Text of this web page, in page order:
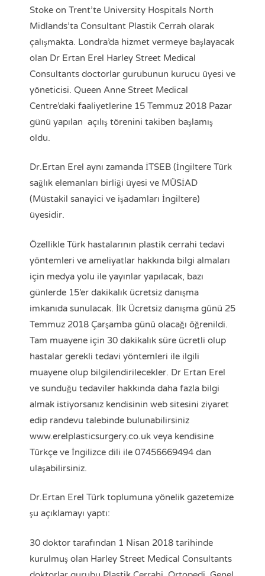
Stoke on Trent’te University Hospitals North
Midlands’ta Consultant Plastik Cerrah olarak
çalışmakta. Londra’da hizmet vermeye başlayacak
olan Dr Ertan Erel Harley Street Medical
Consultants doctorlar gurubunun kurucu üyesi ve
yöneticisi. Queen Anne Street Medical
Centre’daki faaliyetlerine 15 Temmuz 2018 Pazar
günü yapılan açılış törenini takiben başlamış
oldu.
Dr.Ertan Erel aynı zamanda İTSEB (İngiltere Türk
sağlık elemanları birliği üyesi ve MÜSİAD
(Müstakil sanayici ve işadamları İngiltere)
üyesidir.
Özellikle Türk hastalarının plastik cerrahi tedavi
yöntemleri ve ameliyatlar hakkında bilgi almaları
için medya yolu ile yayınlar yapılacak, bazı
günlerde 15’er dakikalık ücretsiz danışma
imkanıda sunulacak. İlk Ücretsiz danışma günü 25
Temmuz 2018 Çarşamba günü olacağı öğrenildi.
Tam muayene için 30 dakikalık süre ücretli olup
hastalar gerekli tedavi yöntemleri ile ilgili
muayene olup bilgilendirilecekler. Dr Ertan Erel
ve sunduğu tedaviler hakkında daha fazla bilgi
almak istiyorsanız kendisinin web sitesini ziyaret
edip randevu talebinde bulunabilirsiniz
www.erelplasticsurgery.co.uk veya kendisine
Türkçe ve İngilizce dili ile 07456669494 dan
ulaşabilirsiniz.
Dr.Ertan Erel Türk toplumuna yönelik gazetemize
şu açıklamayı yaptı:
30 doktor tarafından 1 Nisan 2018 tarihinde
kurulmuş olan Harley Street Medical Consultants